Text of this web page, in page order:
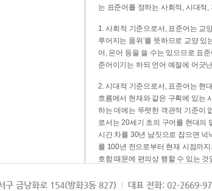
는 표준어를 정하는 사회적, 시대적
1. 사회적 기준으로서, 표준어는 교
루어지는 품위’를 뜻하므로 교양
어, 은어 등을 쓸 수는 있으므로 표
준어이기는 하되 언어 예절에 어긋
2. 시대적 기준으로서, 표준어는 현
흐름에서 현재와 같은 구획에 있는
하는 데에는 뚜렷한 객관적 기준이
로서는 20세기 초의 구어를 현대의
시간 차를 30년 남짓으로 잡으면 넉
를 100년 전으로부터 현재 시점까
호함 때문에 편의상 행할 수 있는 것
3. 지역적 기준으로서, 표준어는 서
구 금낭화로 154(방화3동 827) 대표 전화: 02-2669-